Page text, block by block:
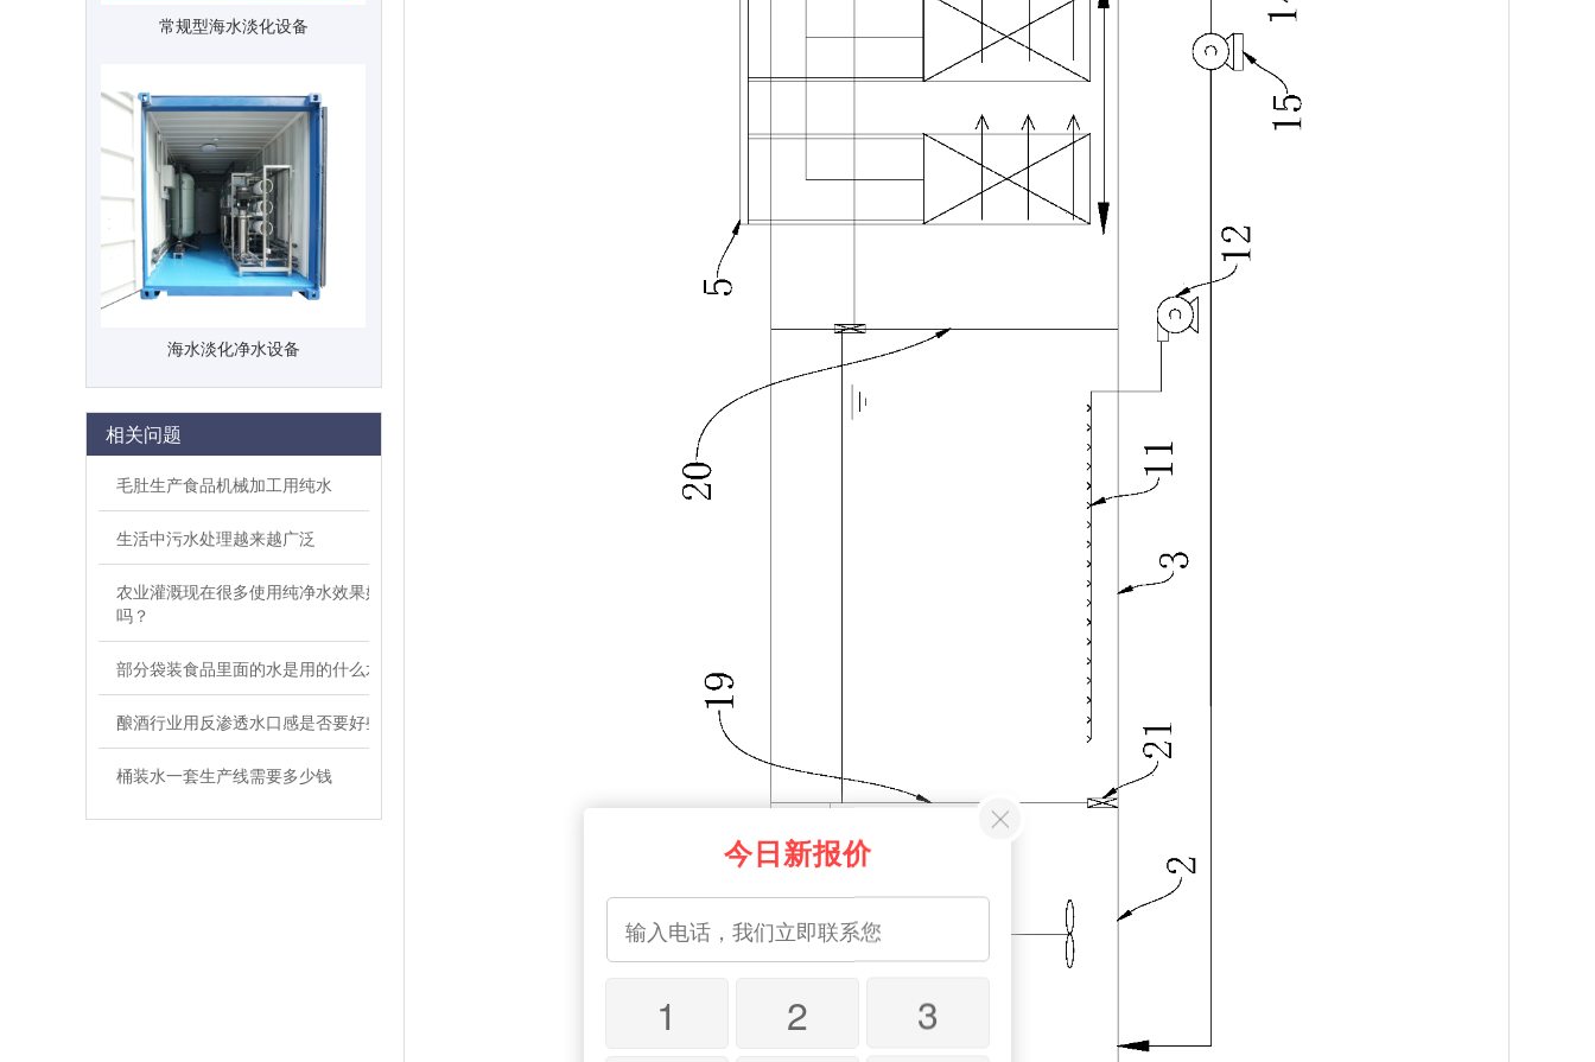
常规型海水淡化设备
海水淡化净水设备
相关问题
毛肚生产食品机械加工用纯水
生活中污水处理越来越广泛
农业灌溉现在很多使用纯净水效果好
吗？
部分袋装食品里面的水是用的什么水
酿酒行业用反渗透水口感是否要好些
桶装水一套生产线需要多少钱
今日新报价
1 2
3